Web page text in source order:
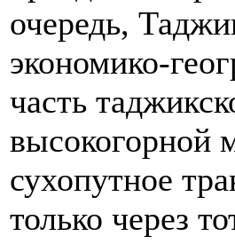
очередь,
экономико-
часть
высокогорной
сухопутное
только через